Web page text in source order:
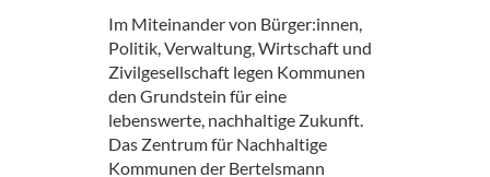
Im Miteinander von Bürger:innen,
Politik, Verwaltung, Wirtschaft und
Zivilgesellschaft legen Kommunen
den Grundstein für eine
lebenswerte, nachhaltige Zukunft.
Das Zentrum für Nachhaltige
Kommunen der Bertelsmann